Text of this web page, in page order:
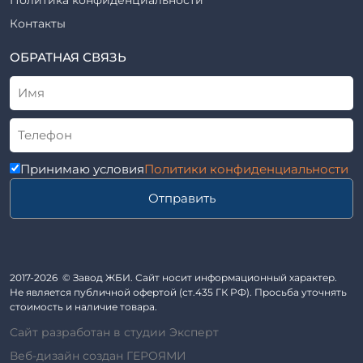
Элементы благоустройства
Трубы асбоцементные
Приставки железобетонные (пасынки) Серия 3.407-57 и
ГОСТ 14295-75
Лестничные марши
Автопавильоны
Анкера железобетонные
Балки железобетонные
Блоки железобетонные
Кабины санитарно-технические
Козырьки входов для общественных зданий
Рабочие чертежи
ВСН
ТУ
Альбом
Контакты
ОБРАТНАЯ СВЯЗЬ
Принимаю условияПолитики конфиденциальности
Отправить
2017-2026 © Завод ЖБИ. Сайт носит информационный характер.
Не является публичной офертой (ст.435 ГК РФ). Просьба уточнять
стоимость и наличие товара.
Сайт разработан в студии Эксперт
Веб-дизайн создан ГЕРОЯМИ